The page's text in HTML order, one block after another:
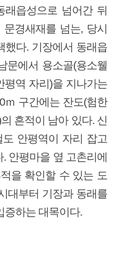
읍성으로 넘어간 뒤
경새재를 넘는, 당시
했다. 기장에서 동래읍
문에서 용소골(용소웰
평역 자리)을 지나가는
ｍ 구간에는 잔도(험한
흔적이 남아 있다. 신
안평역이 자리 잡고
안평마을 옆 고촌리에
을 확인할 수 있는 도
대부터 기장과 동래를
증하는 대목이다.